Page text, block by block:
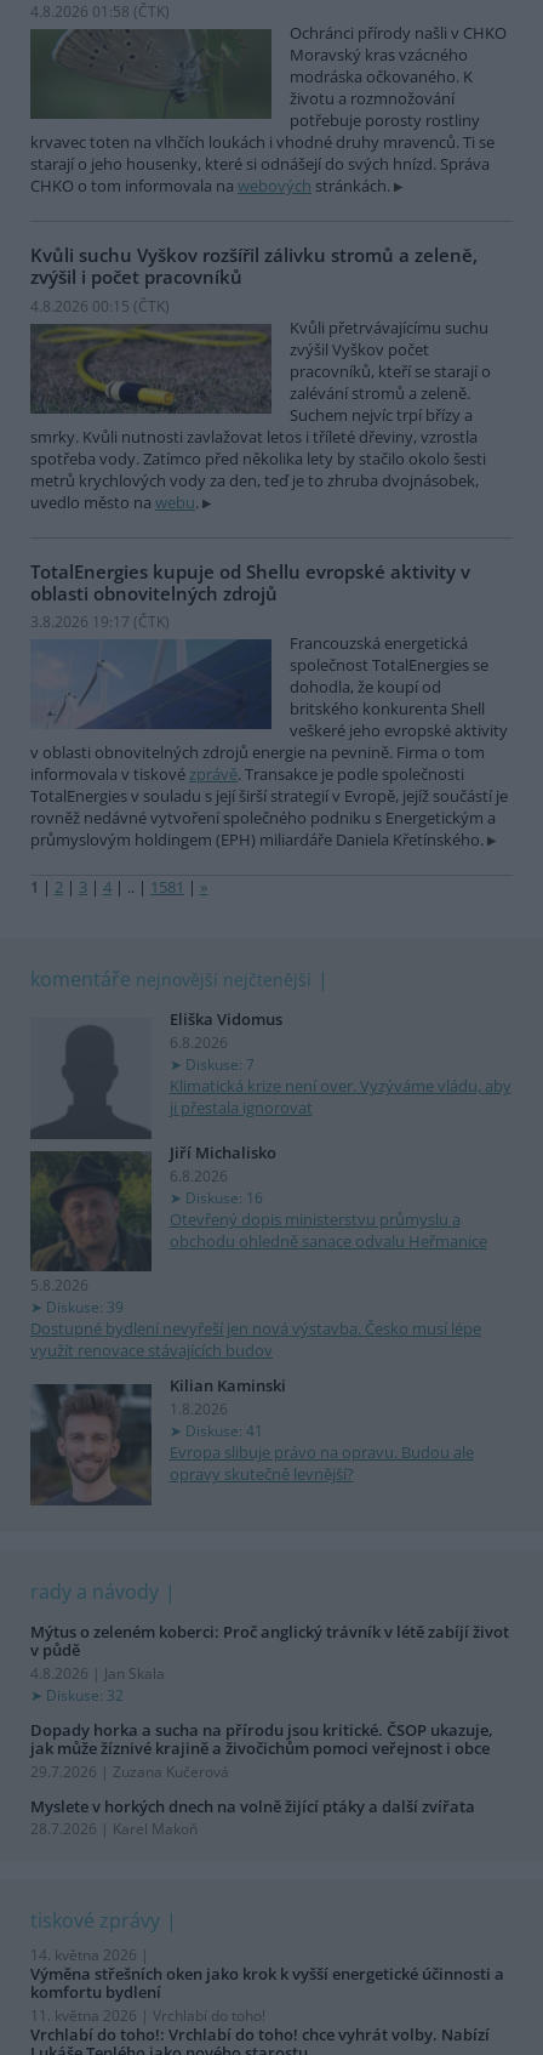
4.8.2026 01:58 (ČTK)
Ochránci přírody našli v CHKO
Moravský kras vzácného
modráska očkovaného. K
životu a rozmnožování
potřebuje porosty rostliny
krvavec toten na vlhčích loukách i vhodné druhy mravenců. Ti se
starají o jeho housenky, které si odnášejí do svých hnízd. Správa
CHKO o tom informovala na webových stránkách.
Kvůli suchu Vyškov rozšířil zálivku stromů a zeleně,
zvýšil i počet pracovníků
4.8.2026 00:15 (ČTK)
Kvůli přetrvávajícímu suchu
zvýšil Vyškov počet
pracovníků, kteří se starají o
zalévání stromů a zeleně.
Suchem nejvíc trpí břízy a
smrky. Kvůli nutnosti zavlažovat letos i tříleté dřeviny, vzrostla
spotřeba vody. Zatímco před několika lety by stačilo okolo šesti
metrů krychlových vody za den, teď je to zhruba dvojnásobek,
uvedlo město na webu.
TotalEnergies kupuje od Shellu evropské aktivity v
oblasti obnovitelných zdrojů
3.8.2026 19:17 (ČTK)
Francouzská energetická
společnost TotalEnergies se
dohodla, že koupí od
britského konkurenta Shell
veškeré jeho evropské aktivity
v oblasti obnovitelných zdrojů energie na pevnině. Firma o tom
informovala v tiskovézprávě. Transakce je podle společnosti
TotalEnergies v souladu s její širší strategií v Evropě, jejíž součástí je
rovněž nedávné vytvoření společného podniku s Energetickým a
průmyslovým holdingem (EPH) miliardáře Daniela Křetínského.
1 | 2 | 3 | 4 | .. | 1581 | »
komentáře nejnovější nejčtenější
Eliška Vidomus
6.8.2026
Diskuse: 7
Klimatická krize není over. Vyzýváme vládu, aby
ji přestala ignorovat
Jiří Michalisko
6.8.2026
Diskuse: 16
Otevřený dopis ministerstvu průmyslu a
obchodu ohledně sanace odvalu Heřmanice
5.8.2026
Diskuse: 39
Dostupné bydlení nevyřeší jen nová výstavba. Česko musí lépe
využít renovace stávajících budov
Kilian Kaminski
1.8.2026
Diskuse: 41
Evropa slibuje právo na opravu. Budou ale
opravy skutečně levnější?
rady a návody
Mýtus o zeleném koberci: Proč anglický trávník v létě zabíjí život
v půdě
4.8.2026 | Jan Skala
Diskuse: 32
Dopady horka a sucha na přírodu jsou kritické. ČSOP ukazuje,
jak může žíznivé krajině a živočichům pomoci veřejnost i obce
29.7.2026 | Zuzana Kučerová
Myslete v horkých dnech na volně žijící ptáky a další zvířata
28.7.2026 | Karel Makoň
tiskové zprávy
14. května 2026 |
Výměna střešních oken jako krok k vyšší energetické účinnosti a
komfortu bydlení
11. května 2026 | Vrchlabí do toho!
Vrchlabí do toho!: Vrchlabí do toho! chce vyhrát volby. Nabízí